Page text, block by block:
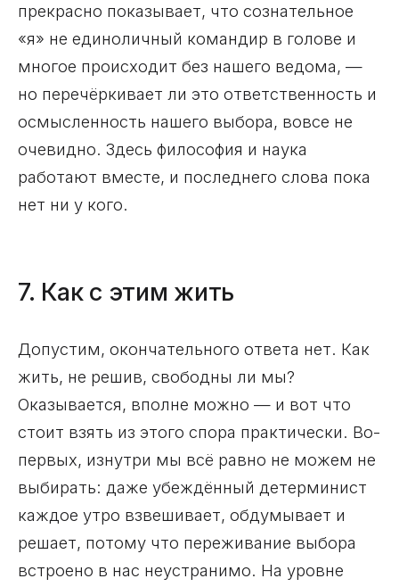
прекрасно показывает, что сознательное
«я» не единоличный командир в голове и
многое происходит без нашего ведома, —
но перечёркивает ли это ответственность и
осмысленность нашего выбора, вовсе не
очевидно. Здесь философия и наука
работают вместе, и последнего слова пока
нет ни у кого.
7. Как с этим жить
Допустим, окончательного ответа нет. Как
жить, не решив, свободны ли мы?
Оказывается, вполне можно — и вот что
стоит взять из этого спора практически. Во-
первых, изнутри мы всё равно не можем не
выбирать: даже убеждённый детерминист
каждое утро взвешивает, обдумывает и
решает, потому что переживание выбора
встроено в нас неустранимо. На уровне